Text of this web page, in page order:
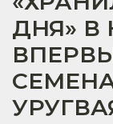
ДНЯ» В